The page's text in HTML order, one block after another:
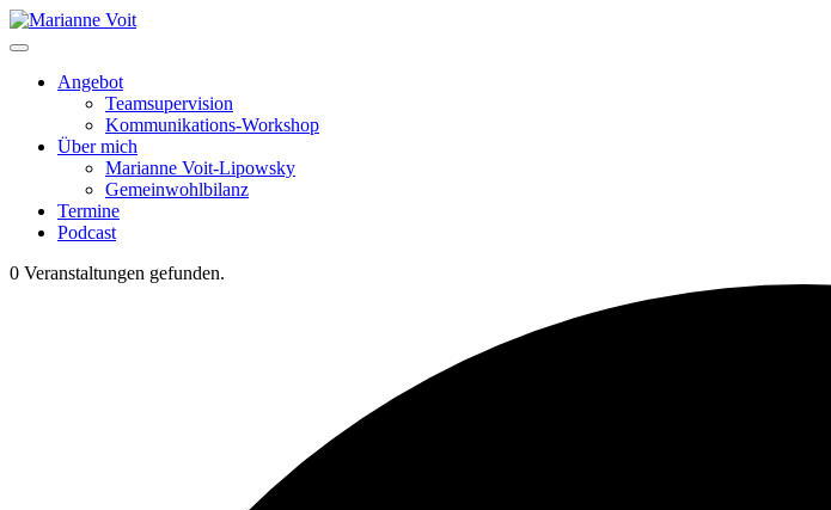
Skip
to
Angebot
Teamsupervision
Kommunikations-Workshop
Über mich
Marianne Voit-Lipowsky
Gemeinwohlbilanz
Termine
Podcast
0 Veranstaltungen gefunden.